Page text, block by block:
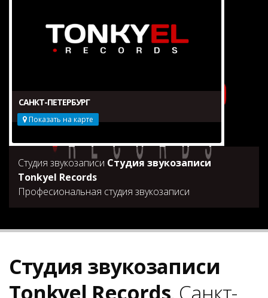
САНКТ-ПЕТЕРБУРГ
Показать на карте
Студия звукозаписи Студия звукозаписи
Tonkyel Records
Професиональная студия звукозаписи
Студия звукозаписи